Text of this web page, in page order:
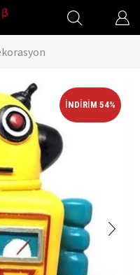
İNDIRIM 54%